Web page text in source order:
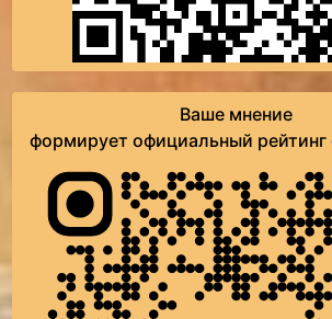
Ваше мнение
формирует официальный рейтинг